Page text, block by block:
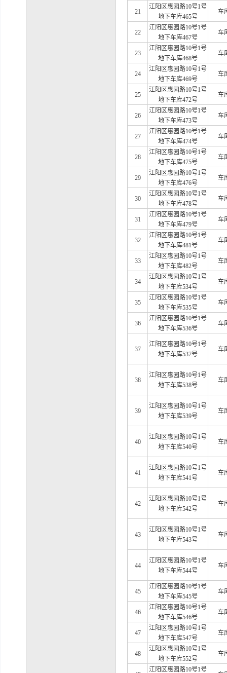
21
江阳区惠园路10号1号
地下车库465号
车
22
江阳区惠园路10号1号
地下车库467号
车
23
江阳区惠园路10号1号
地下车库468号
车
24
江阳区惠园路10号1号
地下车库469号
车
25
江阳区惠园路10号1号
地下车库472号
车
26
江阳区惠园路10号1号
地下车库473号
车
27
江阳区惠园路10号1号
地下车库474号
车
28
江阳区惠园路10号1号
地下车库475号
车
29
江阳区惠园路10号1号
地下车库476号
车
30
江阳区惠园路10号1号
地下车库478号
车
31
江阳区惠园路10号1号
地下车库479号
车
32
江阳区惠园路10号1号
地下车库481号
车
33
江阳区惠园路10号1号
地下车库482号
车
34
江阳区惠园路10号1号
地下车库534号
车
35
江阳区惠园路10号1号
地下车库535号
车
36
江阳区惠园路10号1号
地下车库536号
车
37
江阳区惠园路10号1号
地下车库537号
车
38
江阳区惠园路10号1号
地下车库538号
车
39
江阳区惠园路10号1号
地下车库539号
车
40
江阳区惠园路10号1号
地下车库540号
车
41
江阳区惠园路10号1号
地下车库541号
车
42
江阳区惠园路10号1号
地下车库542号
车
43
江阳区惠园路10号1号
地下车库543号
车
44
江阳区惠园路10号1号
地下车库544号
车
45
江阳区惠园路10号1号
地下车库545号
车
46
江阳区惠园路10号1号
地下车库546号
车
47
江阳区惠园路10号1号
地下车库547号
车
48
江阳区惠园路10号1号
地下车库552号
车
江阳区惠园路10号1号